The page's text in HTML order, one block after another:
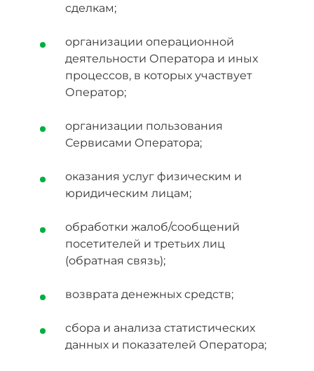
сделкам;
организации операционной
деятельности Оператора и иных
процессов, в которых участвует
Оператор;
организации пользования
Сервисами Оператора;
оказания услуг физическим и
юридическим лицам;
обработки жалоб/сообщений
посетителей и третьих лиц
(обратная связь);
возврата денежных средств;
сбора и анализа статистических
данных и показателей Оператора;